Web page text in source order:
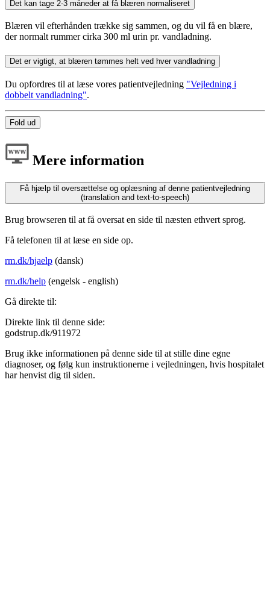
Det kan tage 2-3 måneder at få blæren normaliseret
Blæren vil efterhånden trække sig sammen, og du vil få en blære,
der normalt rummer cirka 300 ml urin pr. vandladning.
Det er vigtigt, at blæren tømmes helt ved hver vandladning
Du opfordres til at læse vores patientvejledning "Vejledning i
dobbelt vandladning".
Fold ud
Mere information
Få hjælp til oversættelse og oplæsning af denne patientvejledning
(translation and text-to-speech)
Brug browseren til at få oversat en side til næsten ethvert sprog.
Få telefonen til at læse en side op.
rm.dk/hjaelp (dansk)
rm.dk/help (engelsk - english)
Gå direkte til:
Direkte link til denne side:
godstrup.dk/911972
Brug ikke informationen på denne side til at stille dine egne
diagnoser, og følg kun instruktionerne i vejledningen, hvis hospitalet
har henvist dig til siden.